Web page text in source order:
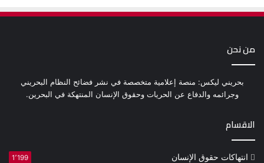
من نحن
بحريني ليكس: منصة إعلامية متخصصة في نشر فضائح النظام البحريني
وجرائمه والدفاع عن الحريات وحقوق الإنسان المنتهكة في البحرين.
الاقسام
انتهاكات حقوق الإنسان 1٬199